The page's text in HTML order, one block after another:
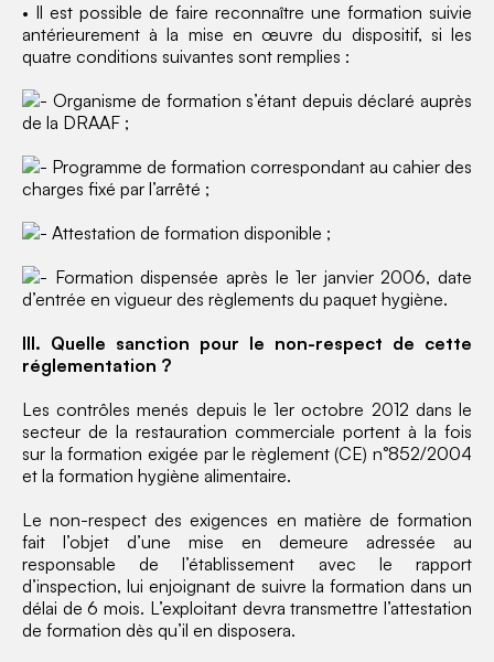
• Il est possible de faire reconnaître une formation suivie
antérieurement à la mise en œuvre du dispositif, si les
quatre conditions suivantes sont remplies :
Organisme de formation s’étant depuis déclaré auprès
de la DRAAF ;
Programme de formation correspondant au cahier des
charges fixé par l’arrêté ;
Attestation de formation disponible ;
Formation dispensée après le 1er janvier 2006, date
d’entrée en vigueur des règlements du paquet hygiène.
III. Quelle sanction pour le non-respect de cette
réglementation ?
Les contrôles menés depuis le 1er octobre 2012 dans le
secteur de la restauration commerciale portent à la fois
sur la formation exigée par le règlement (CE) n°852/2004
et la formation hygiène alimentaire.
Le non-respect des exigences en matière de formation
fait l’objet d’une mise en demeure adressée au
responsable de l’établissement avec le rapport
d’inspection, lui enjoignant de suivre la formation dans un
délai de 6 mois. L’exploitant devra transmettre l’attestation
de formation dès qu’il en disposera.